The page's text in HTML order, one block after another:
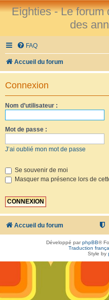
Eighties - Le forum
des
FAQ
Accueil du forum
Connexion
Nom d’utilisateur :
Mot de passe :
J’ai oublié mon mot de passe
Se souvenir de moi
Masquer ma présence lors de
Accueil du forum
Développé parphpBB®
Traduction
Style by